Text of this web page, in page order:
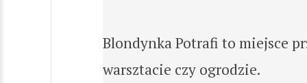
Blondynka Potrafi to miejsce
warsztacie czy ogrodzie.